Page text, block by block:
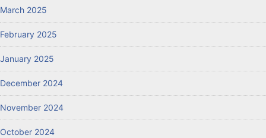
March 2025
February 2025
January 2025
December 2024
November 2024
October 2024